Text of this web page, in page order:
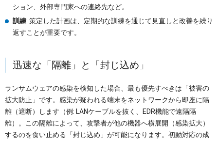
ション、外部専門家への連絡先など。
訓練: 策定した計画は、定期的な訓練を通じて見直しと改善を繰り
返すことが重要です。
迅速な「隔離」と「封じ込め」
ランサムウェアの感染を検知した場合、最も優先すべきは「被害の
拡大防止」です。感染が疑われる端末をネットワークから即座に隔
離（遮断）します（例: LANケーブルを抜く、EDR機能で遠隔隔
離）。この隔離によって、攻撃者が他の機器へ横展開（感染拡大）
するのを食い止める「封じ込め」が可能になります。初動対応の成